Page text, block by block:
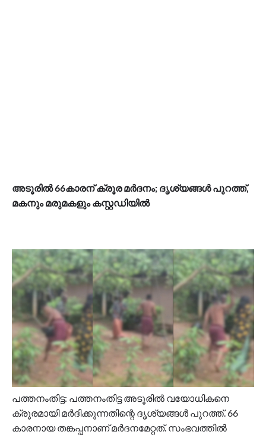
അടൂരിൽ 66കാരന് ക്രൂര മർദനം; ദൃശ്യങ്ങൾ പുറത്ത്,
മകനും മരുമകളും കസ്റ്റഡിയിൽ
പത്തനംതിട്ട: പത്തനംതിട്ട അടൂരിൽ വയോധികനെ
ക്രൂരമായി മർദിക്കുന്നതിന്റെ ദൃശ്യങ്ങൾ പുറത്ത്. 66
കാരനായ തങ്കപ്പനാണ് മർദനമേറ്റത്. സംഭവത്തിൽ